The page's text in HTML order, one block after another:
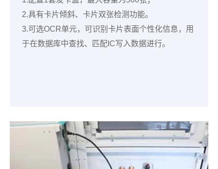
2.具有卡片倾斜、卡片双张检测功能。
3.可选OCR单元，可识别卡片表面个性化信息，用
于在数据库中查找、匹配IC写入数据进行。